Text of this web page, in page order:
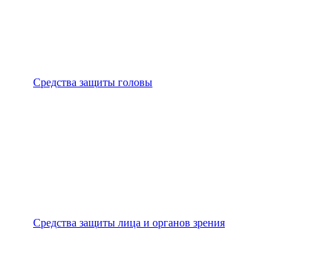
Средства защиты головы
Средства защиты лица и органов зрения